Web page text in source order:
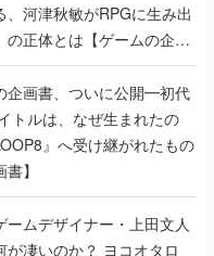
、河津秋敏がRPGに生み出
の正体とは【ゲームの企画
企画書、ついに公開━初代
トルは、なぜ生まれたの
』へ受け継がれたもの
】
ームデザイナー・上田文人
が凄いのか？ ヨコオタロ